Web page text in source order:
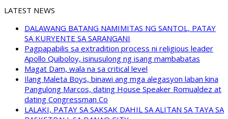
LATEST NEWS
DALAWANG BATANG NAMIMITAS NG SANTOL, PATAY
SA KURYENTE SA SARANGANI
Pagpapabilis sa extradition process ni religious leader
Apollo Quiboloy, isinusulong ng isang mambabatas
Magat Dam, wala na sa critical level
Ilang Maleta Boys, binawi ang mga alegasyon laban kina
Pangulong Marcos, dating House Speaker Romualdez at
dating Congressman Co
LALAKI, PATAY SA SAKSAK DAHIL SA ALITAN SA TAYA SA